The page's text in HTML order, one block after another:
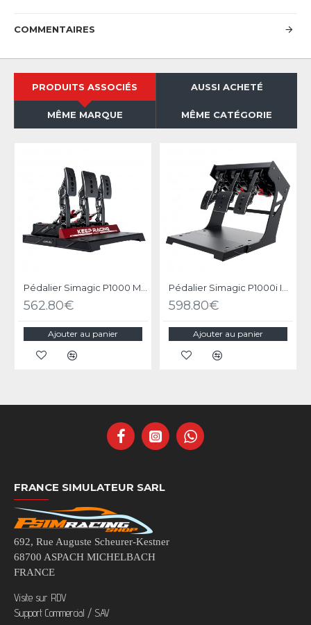
COMMENTAIRES
PRODUITS ASSOCIÉS AUSSI ACHETÉ
MÊME MARQUE MÊME CATÉGORIE
562.80€
Ajouter au panier
598.80€
Ajouter au panier
FRANCE SIMULATEUR SARL
692, Rue Auguste Scheurer-Kestner
68700 ASPACH MICHELBACH
FRANCE
Visite sur RDV
Support Commercial / SAV